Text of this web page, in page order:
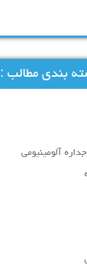
بندی مطالب :
آلومینیومی